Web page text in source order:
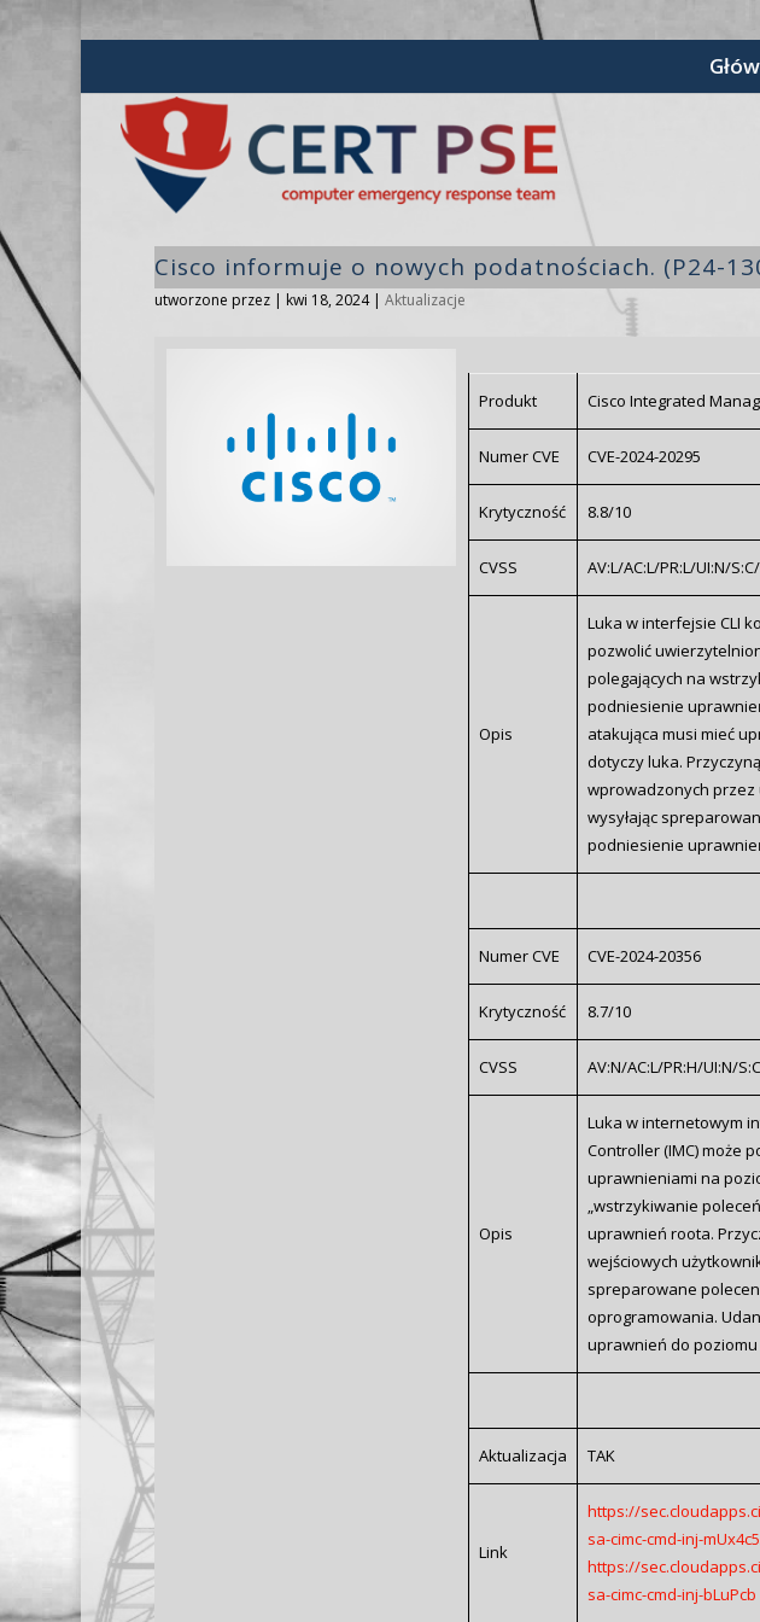
Cisco informuje o nowych podatnościach. (P24-
utworzone przez | kwi 18, 2024| Aktualizacje
Produkt Cisco Integrated
Numer CVE CVE-2024-20295
Krytyczność 8.8/10
CVSS AV:L/AC:L/PR:L/UI:N/
Opis
Luka w interfejsie CLI
pozwolić
polegających na
podniesienie
atakująca musi mieć
dotyczy luka.
wprowadzonych przez
wysyłając
podniesienie
Numer CVE CVE-2024-20356
Krytyczność 8.7/10
CVSS AV:N/AC:L/PR:H/UI:N/
Opis
Luka w internetowym
Controller (IMC) może
uprawnieniami na
„wstrzykiwanie
uprawnień roota.
wejściowych
spreparowane
oprogramowania.
uprawnień do poziomu
Aktualizacja TAK
Link
https://
sa-cimc-cmd-inj-
https://
sa-cimc-cmd-inj-bLuPcb